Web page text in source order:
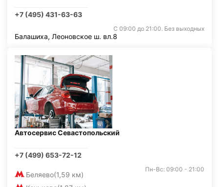
+7 (495) 431-63-63
С 09:00 до 21:00. Без выходных
Балашиха, Леоновское ш. вл.8
Автосервис Севастопольский
+7 (499) 653-72-12
Беляево(1,59 км)
Пн-Вс: 09:00 - 21:00